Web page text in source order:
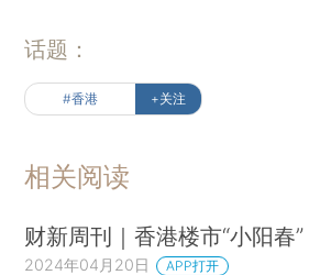
话题：
#香港 +关注
相关阅读
财新周刊｜香港楼市“小阳春”
2024年04月20日 APP打开